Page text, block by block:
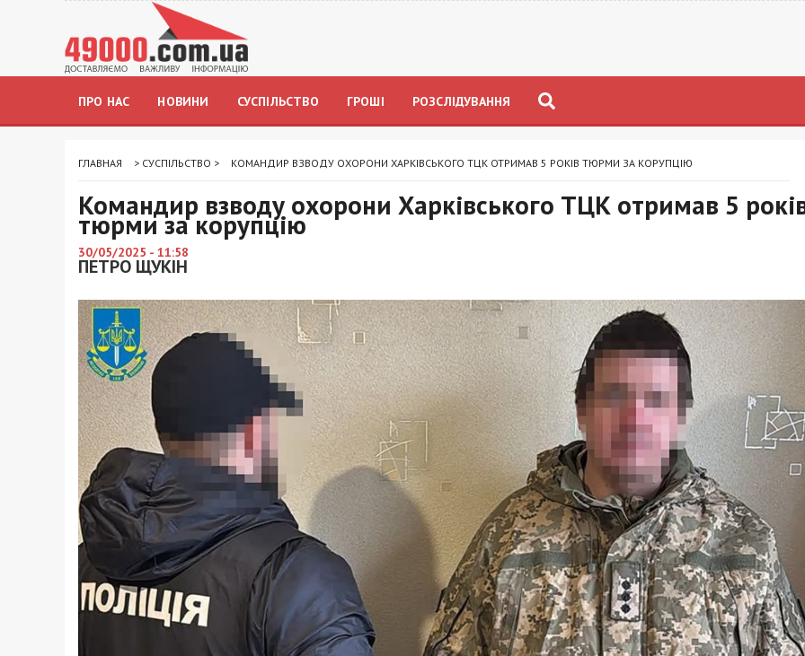
ПРО НАС НОВИНИ СУСПІЛЬСТВО ГРОШІ РОЗСЛІДУВАННЯ
ГЛАВНАЯ > СУСПІЛЬСТВО > КОМАНДИР ВЗВОДУ ОХОРОНИ ХАРКІВСЬКОГО ТЦК ОТРИМАВ 5 РОКІВ ТЮРМИ ЗА КОРУПЦІЮ
Командир взводу охорони Харківського ТЦК отримав 5
тюрми за корупцію
30/05/2025 - 11:58
ПЕТРО ЩУКІН